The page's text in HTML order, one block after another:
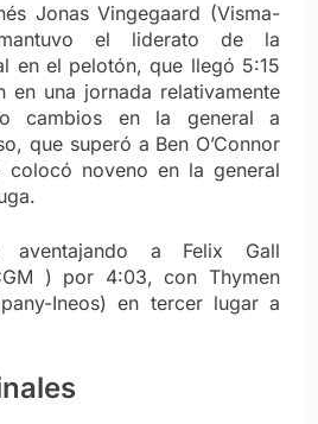
Jonas Vingegaard (Visma-
el liderato de la
en el pelotón, que llegó 5:15
en una jornada relativamente
cambios en la general a
que superó a Ben O’Connor
noveno en la general
aventajando a Felix Gall
) por 4:03, con Thymen
Ineos) en tercer lugar a